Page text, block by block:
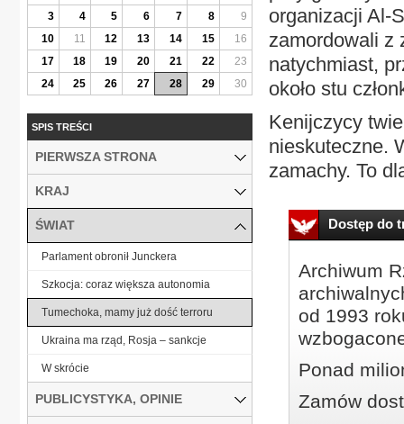
organizacji Al-
zamordowali z
natychmiast,
około stu
Kenijczycy
nieskuteczne.
zamachy. To
Dostęp do
Archiwum
od 1993
Ponad
Zamów
3
4 5 6 7 8
9
10
11 12 13 14 15
16
17
18 19 20 21 22
23
24
25 26 27 28 29 30
SPIS TREŚCI
PIERWSZA STRONA
KRAJ
ŚWIAT
Parlament obronił Junckera
Szkocja: coraz większa autonomia
Tumechoka, mamy już dość terroru
Ukraina ma rząd, Rosja – sankcje
W skrócie
PUBLICYSTYKA, OPINIE